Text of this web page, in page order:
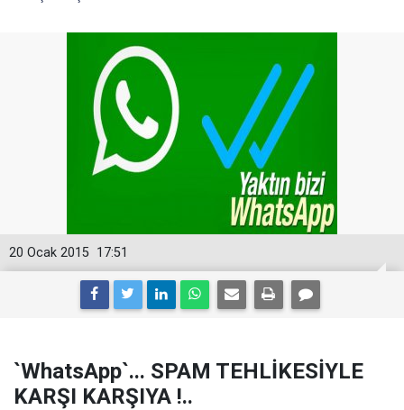
17:51
20 Ocak 2015
`WhatsApp`... SPAM TEHLİKESİYLE
KARŞI KARŞIYA !..